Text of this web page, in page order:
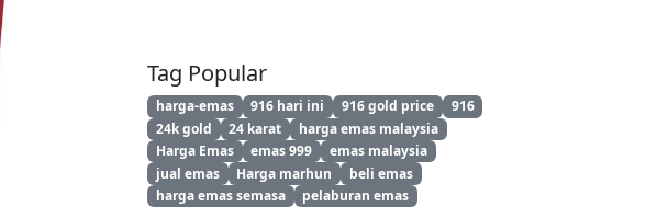
Tag Popular
harga-emas 916 hari ini 916 gold price
916
24k gold
24 karat
harga emas malaysia
Harga Emas
emas 999
emas malaysia
jual emas
Harga marhun
beli emas
harga emas semasa
pelaburan emas